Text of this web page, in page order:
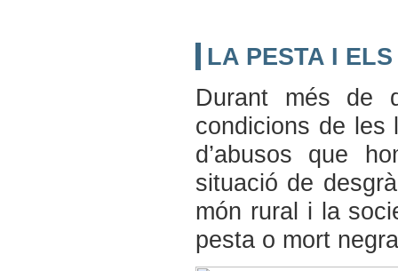
LA PESTA I
Durant més de
condicions de les
d’abusos que
situació de
món rural i la
pesta o mort